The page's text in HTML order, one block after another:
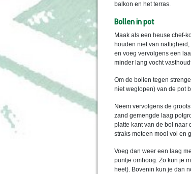
balkon en het terras.
Bollen in pot
Maak als een heuse chef-
houden niet van
en voeg vervolgens een
minder lang vocht
Om de bollen tegen
niet weglopen) van de pot
Neem vervolgens de
zand gemengde laag
platte kant van de bol naar
straks meteen mooi vol en
Voeg dan weer een laag
puntje omhoog. Zo kun je
heet). Bovenin kun je dan